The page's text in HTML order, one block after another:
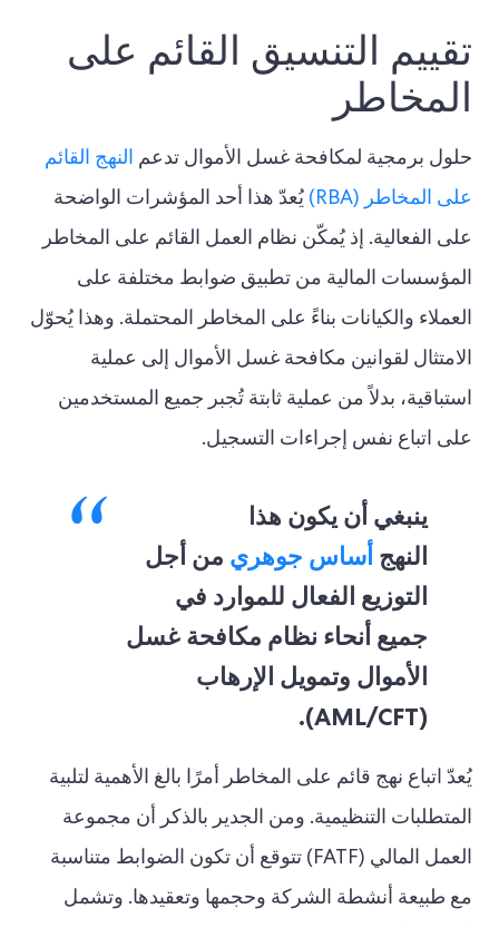
تقييم التنسيق القائم على
المخاطر
حلول برمجية لمكافحة غسل الأموال تدعم النهج القائم
على المخاطر (RBA)
يُعدّ هذا أحد المؤشرات الواضحة
على الفعالية. إذ يُمكّن نظام العمل القائم على المخاطر
المؤسسات المالية من تطبيق ضوابط مختلفة على
العملاء والكيانات بناءً على المخاطر المحتملة. وهذا يُحوّل
الامتثال لقوانين مكافحة غسل الأموال إلى عملية
استباقية، بدلاً من عملية ثابتة تُجبر جميع المستخدمين
على اتباع نفس إجراءات التسجيل.
ينبغي أن يكون هذا
النهج أساس جوهري من أجل
التوزيع الفعال للموارد في
جميع أنحاء نظام مكافحة غسل
الأموال وتمويل الإرهاب
(AML/CFT).
يُعدّ اتباع نهج قائم على المخاطر أمرًا بالغ الأهمية لتلبية
المتطلبات التنظيمية. ومن الجدير بالذكر أن مجموعة
العمل المالي (FATF) تتوقع أن تكون الضوابط متناسبة
مع طبيعة أنشطة الشركة وحجمها وتعقيدها. وتشمل